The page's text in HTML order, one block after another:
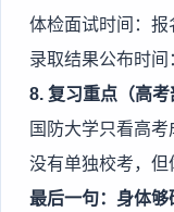
体检面试时间：报
录取结果公布时间
8. 复习重点（高考
国防大学只看高
没有单独校考，但
最后一句：身体